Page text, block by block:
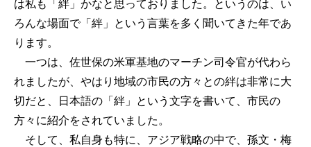
は私も「絆」かなと思っておりました。というのは、い
ろんな場面で「絆」という言葉を多く聞いてきた年であ
ります。
一つは、佐世保の米軍基地のマーチン司令官が代わら
れましたが、やはり地域の市民の方々との絆は非常に大
切だと、日本語の「絆」という文字を書いて、市民の
方々に紹介をされていました。
そして、私自身も特に、アジア戦略の中で、孫文・梅